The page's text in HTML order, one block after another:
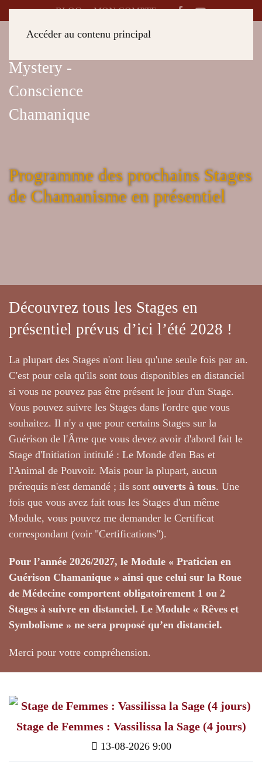
Accéder au contenu principal
BLOG MON COMPTE
Programme des prochains Stages
de Chamanisme en présentiel
Découvrez tous les Stages en
présentiel prévus d’ici l’été 2028 !
La plupart des Stages n'ont lieu qu'une seule fois par an.
C'est pour cela qu'ils sont tous disponibles en distanciel
si vous ne pouvez pas être présent le jour d'un Stage.
Vous pouvez suivre les Stages dans l'ordre que vous
souhaitez. Il n'y a que pour certains Stages sur la
Guérison de l'Âme que vous devez avoir d'abord fait le
Stage d'Initiation intitulé : Le Monde d'en Bas et
l'Animal de Pouvoir. Mais pour la plupart, aucun
prérequis n'est demandé ; ils sont ouverts à tous. Une
fois que vous avez fait tous les Stages d'un même
Module, vous pouvez me demander le Certificat
correspondant (voir "Certifications").
Pour l’année 2026/2027, le Module « Praticien en
Guérison Chamanique » ainsi que celui sur la Roue
de Médecine comportent obligatoirement 1 ou 2
Stages à suivre en distanciel. Le Module « Rêves et
Symbolisme » ne sera proposé qu’en distanciel.
Merci pour votre compréhension.
Stage de Femmes : Vassilissa la Sage (4 jours)
13-08-2026 9:00